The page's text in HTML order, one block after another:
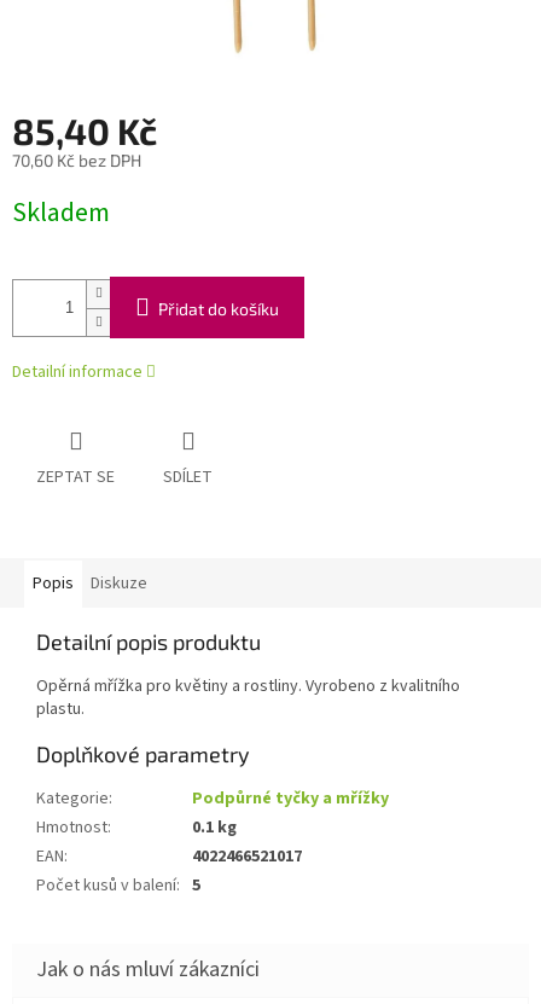
85,40 Kč
70,60 Kč bez DPH
cena:
Skladem
Přidat do košíku
Detailní informace
ZEPTAT SE SDÍLET
Popis Diskuze
Detailní popis produktu
Opěrná mřížka pro květiny a rostliny. Vyrobeno z kvalitního
plastu.
Doplňkové parametry
Kategorie:
Podpůrné tyčky a mřížky
Hmotnost:
0.1 kg
EAN:
4022466521017
Počet kusů v balení: 5